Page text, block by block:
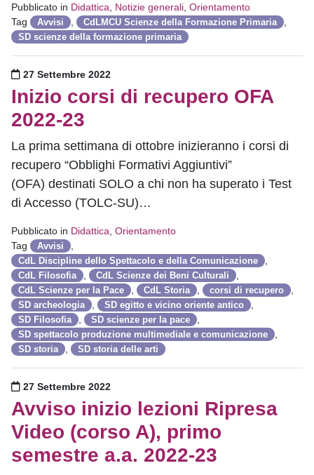
Pubblicato in Didattica Notizie generali Orientamento
Tag
Avvisi CdLMCU Scienze della Formazione Primaria
SD scienze della formazione primaria
Pubblicato il
27 Settembre 2022
Inizio corsi di recupero OFA
2022-23
La prima settimana di ottobre inizieranno i corsi di
recupero “Obblighi Formativi Aggiuntivi”
(OFA) destinati SOLO a chi non ha superato i Test
di Accesso (TOLC-SU)…
Pubblicato in Didattica Orientamento
Tag
Avvisi
CdL Discipline dello Spettacolo e della Comunicazione
CdL Filosofia CdL Scienze dei Beni Culturali
CdL Scienze per la Pace CdL Storia corsi di recupero
SD archeologia SD egitto e vicino oriente antico
SD Filosofia SD scienze per la pace
SD spettacolo produzione multimediale e comunicazione
SD storia SD storia delle arti
Pubblicato il
27 Settembre 2022
Avviso inizio lezioni Ripresa
Video (corso A), primo
semestre a.a. 2022-23